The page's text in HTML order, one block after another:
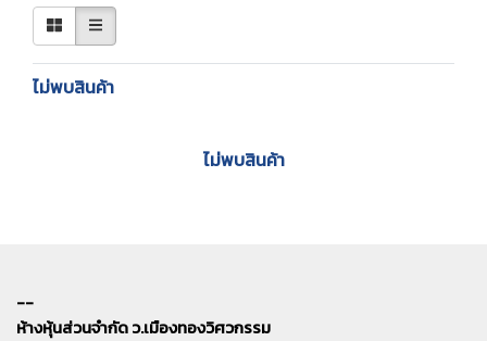
ไม่พบสินค้า
ไม่พบสินค้า
--
ห้างหุ้นส่วนจำกัด ว.เมืองทองวิศวกรรม